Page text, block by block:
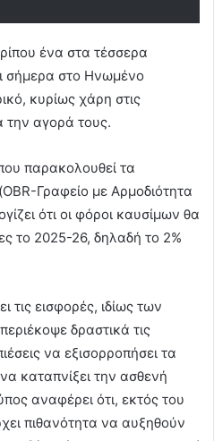
ένα στα τέσσερα
σήμερα στο Ηνωμένο
κυρίως χάρη στις
την αγορά τους.
παρακολουθεί τα
Γραφείο με Αρμοδιότητα
ότι οι φόροι καυσίμων θα
το 2025-26, δηλαδή το 2%
τις εισφορές, ιδίως των
δραστικά τις
να εξισορροπήσει τα
καταπνίξει την ασθενή
αναφέρει ότι, εκτός του
πιθανότητα να αυξηθούν